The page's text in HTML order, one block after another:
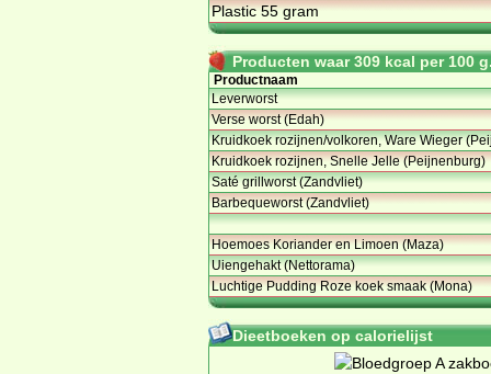
Plastic 55 gram
Producten waar 309 kcal per 100
Productnaam
Leverworst
Verse worst (Edah)
Kruidkoek rozijnen/volkoren, Ware Wieger
Kruidkoek rozijnen, Snelle Jelle (Peijnenburg)
Saté grillworst (Zandvliet)
Barbequeworst (Zandvliet)
Hoemoes Koriander en Limoen (Maza)
Uiengehakt (Nettorama)
Luchtige Pudding Roze koek smaak (Mona)
Dieetboeken op calorielijst